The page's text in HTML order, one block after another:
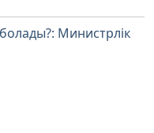
Министрлік